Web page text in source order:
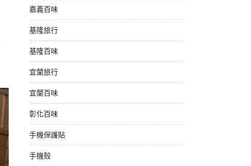
嘉義百味
基隆旅行
基隆百味
宜蘭旅行
宜蘭百味
彰化百味
手機保護貼
手機殼